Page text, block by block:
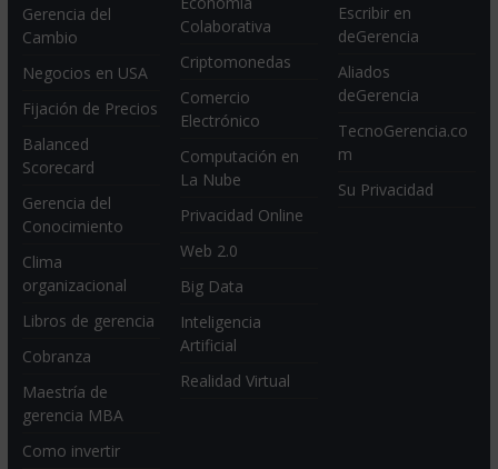
Gerencia del
Cambio
Negocios en USA
Fijación de Precios
Balanced
Scorecard
Gerencia del
Conocimiento
Clima
organizacional
Libros de gerencia
Cobranza
Maestría de
gerencia MBA
Como invertir
Colaborativa
Criptomonedas
Comercio
Electrónico
Computación en
La Nube
Privacidad Online
Web 2.0
Big Data
Inteligencia
Artificial
Realidad Virtual
Escribir en
deGerencia
Aliados
deGerencia
TecnoGerencia.co
m
Su Privacidad